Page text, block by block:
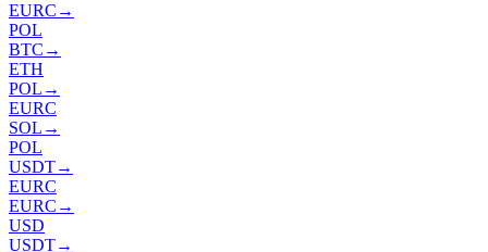
EURC →
POL
BTC →
ETH
POL →
EURC
SOL →
POL
USDT→
EURC
EURC →
USD
USDT→